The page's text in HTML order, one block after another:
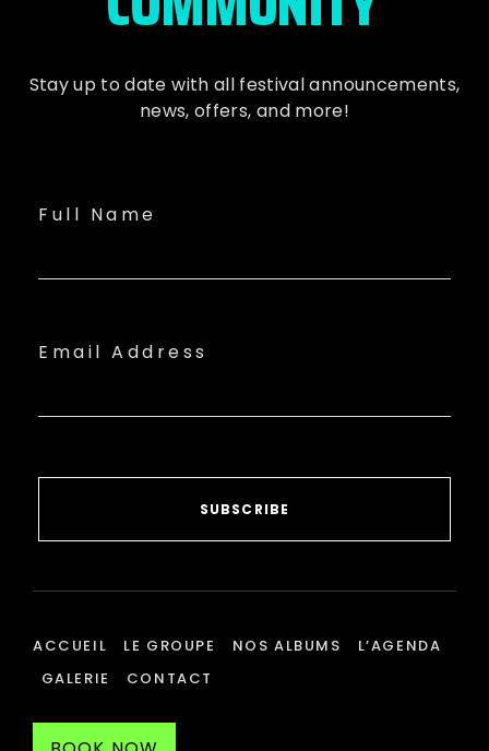
Stay up to date with all festivalannouncements,
news, offers, and more!
Full Name
Email Address
SUBSCRIBE
ACCUEIL LE GROUPE NOS ALBUMS
L’AGENDA
GALERIE
CONTACT